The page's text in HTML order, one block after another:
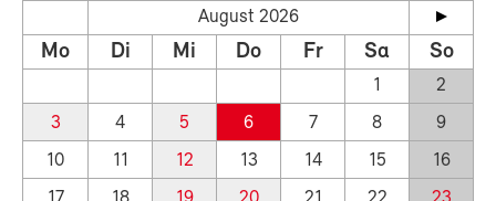
August 2026
Mo Di Mi Do Fr Sa So
1
2
3
4 5 6 7 8
9
10
11 12 13 14 15
16